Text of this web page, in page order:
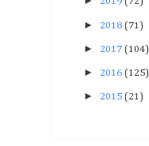
► 2018 (71)
► 2017 (104)
► 2016 (125)
► 2015 (21)